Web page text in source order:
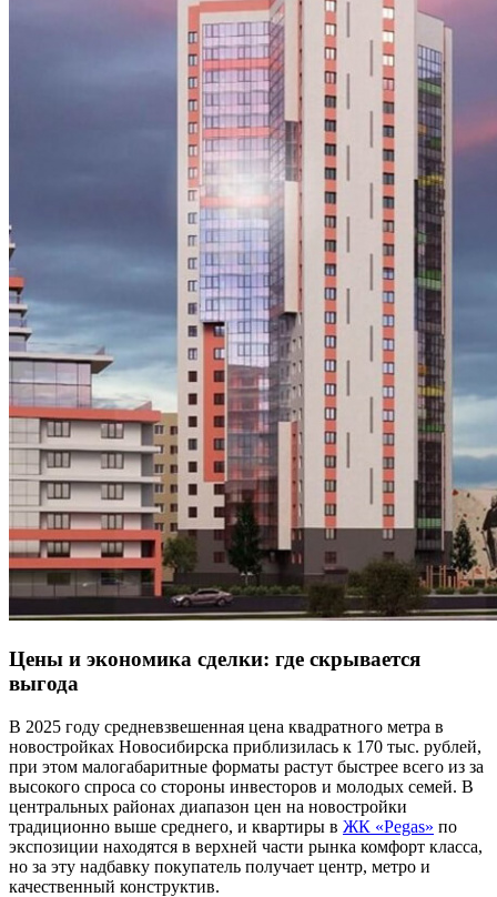
Цены и экономика сделки: где скрывается
выгода
В 2025 году средневзвешенная цена квадратного метра в
новостройках Новосибирска приблизилась к 170 тыс. рублей,
при этом малогабаритные форматы растут быстрее всего из за
высокого спроса со стороны инвесторов и молодых семей. В
центральных районах диапазон цен на новостройки
традиционно выше среднего, и квартиры в ЖК «Pegas» по
экспозиции находятся в верхней части рынка комфорт класса,
но за эту надбавку покупатель получает центр, метро и
качественный конструктив.